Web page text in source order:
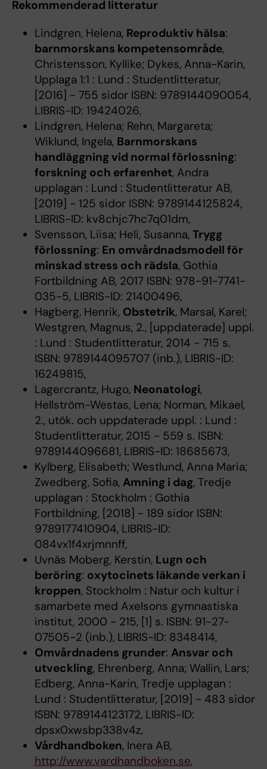
Rekommenderad litteratur
Lindgren, Helena, Reproduktiv hälsa:
barnmorskans kompetensområde,
Christensson, Kyllike; Dykes, Anna-Karin,
Upplaga 1:1 : Lund : Studentlitteratur,
[2016] - 755 sidor ISBN: 9789144090054,
LIBRIS-ID: 19424026,
Lindgren, Helena; Rehn, Margareta;
Wiklund, Ingela, Barnmorskans
handläggning vid normal förlossning:
forskning och erfarenhet, Andra
upplagan : Lund : Studentlitteratur AB,
[2019] - 125 sidor ISBN: 9789144125824,
LIBRIS-ID: kv8chjc7hc7q01dm,
Svensson, Liisa; Heli, Susanna, Trygg
förlossning: En omvårdnadsmodell för
minskad stress och rädsla, Gothia
Fortbildning AB, 2017 ISBN: 978-91-7741-
035-5, LIBRIS-ID: 21400496,
Hagberg, Henrik, Obstetrik, Marsal, Karel;
Westgren, Magnus, 2., [uppdaterade] uppl.
: Lund : Studentlitteratur, 2014 - 715 s.
ISBN: 9789144095707 (inb.), LIBRIS-ID:
16249815,
Lagercrantz, Hugo, Neonatologi,
Hellström-Westas, Lena; Norman, Mikael,
2., utök. och uppdaterade uppl. : Lund :
Studentlitteratur, 2015 - 559 s. ISBN:
9789144096681, LIBRIS-ID: 18685673,
Kylberg, Elisabeth; Westlund, Anna Maria;
Zwedberg, Sofia, Amning i dag, Tredje
upplagan : Stockholm : Gothia
Fortbildning, [2018] - 189 sidor ISBN:
9789177410904, LIBRIS-ID:
084vx1f4xrjmnnff,
Uvnäs Moberg, Kerstin, Lugn och
beröring: oxytocinets läkande verkan i
kroppen, Stockholm : Natur och kultur i
samarbete med Axelsons gymnastiska
institut, 2000 - 215, [1] s. ISBN: 91-27-
07505-2 (inb.), LIBRIS-ID: 8348414,
Omvårdnadens grunder: Ansvar och
utveckling, Ehrenberg, Anna; Wallin, Lars;
Edberg, Anna-Karin, Tredje upplagan :
Lund : Studentlitteratur, [2019] - 483 sidor
ISBN: 9789144123172, LIBRIS-ID:
dpsx0xwsbp338v4z,
Vårdhandboken, Inera AB,
http://www.vardhandboken.se,